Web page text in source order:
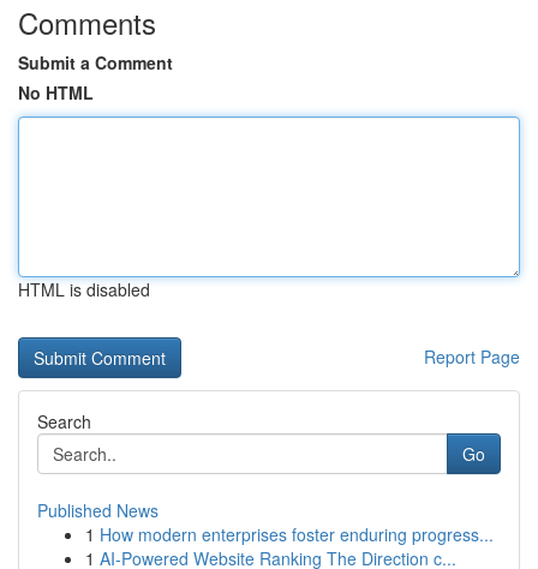
Comments
Submit a Comment
No HTML
HTML is disabled
Report Page
Search
Go
Published News
1 How modern enterprises foster enduring progress...
1 AI-Powered Website Ranking The Direction c...